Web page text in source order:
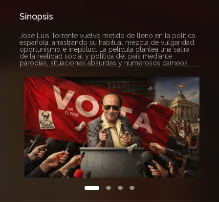
Sinopsis
José Luis Torrente vuelve metido de lleno en la política
española, arrastrando su habitual mezcla de vulgaridad,
oportunismo e ineptitud. La película plantea una sátira
de la realidad social y política del país mediante
parodias, situaciones absurdas y numerosos cameos.